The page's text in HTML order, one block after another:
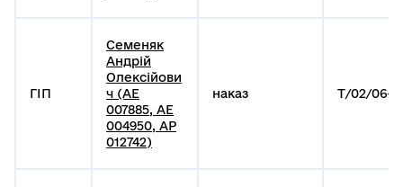
ГІП
Семеняк
Андрій
Олексійови
ч (АЕ
007885, АЕ
004950, АР
012742)
наказ Т/02/06-